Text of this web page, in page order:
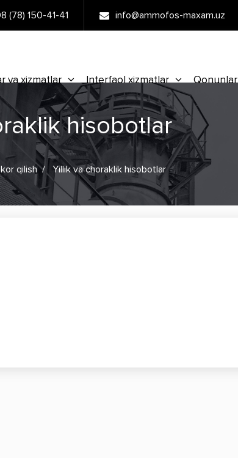
(78) 150-41-41 info@ammofos-maxam.uz
va xizmatlar Interfaol xizmatlar Qonunlar
hisobotlar
qilish Yillik va choraklik hisobotlar